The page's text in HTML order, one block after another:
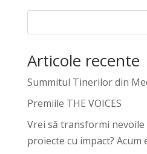
Articole recente
Summitul Tinerilor din
Premiile THE VOICES
Vrei să transformi
proiecte cu impact? Acum